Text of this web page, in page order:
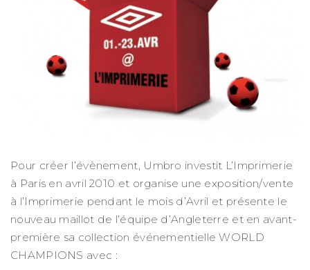
Pour créer l’évènement, Umbro investit L’Imprimerie
à Paris en avril 2010 et organise une exposition/vente
à l’Imprimerie pendant le mois d’Avril et présente le
nouveau maillot de l’équipe d’Angleterre et en avant-
première sa collection événementielle WORLD
CHAMPIONS avec :